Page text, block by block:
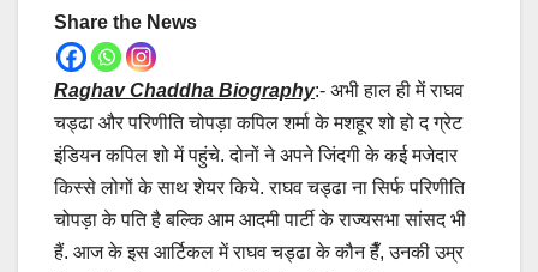
Share the News
Raghav Chaddha Biography:- अभी हाल ही में राघव
चड्ढा और परिणीति चोपड़ा कपिल शर्मा के मशहूर शो हो द ग्रेट
इंडियन कपिल शो में पहुंचे. दोनों ने अपने जिंदगी के कई मजेदार
किस्से लोगों के साथ शेयर किये. राघव चड्ढा ना सिर्फ परिणीति
चोपड़ा के पति है बल्कि आम आदमी पार्टी के राज्यसभा सांसद भी
हैं. आज के इस आर्टिकल में राघव चड्ढा के कौन हैँ, उनकी उम्र